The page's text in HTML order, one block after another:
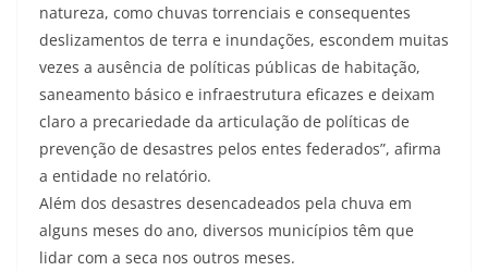
natureza, como chuvas torrenciais e consequentes
deslizamentos de terra e inundações, escondem muitas
vezes a ausência de políticas públicas de habitação,
saneamento básico e infraestrutura eficazes e deixam
claro a precariedade da articulação de políticas de
prevenção de desastres pelos entes federados”, afirma
a entidade no relatório.
Além dos desastres desencadeados pela chuva em
alguns meses do ano, diversos municípios têm que
lidar com a seca nos outros meses.